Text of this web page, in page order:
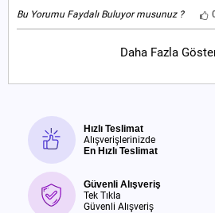
Bu Yorumu Faydalı Buluyor musunuz ?
Daha Fazla
Hızlı Teslimat
Alışverişlerinizde
En Hızlı Teslimat
Güvenli Alışveriş
Tek Tıkla
Güvenli Alışveriş